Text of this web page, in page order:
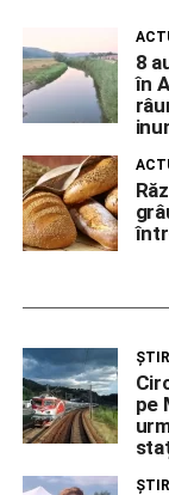
8
în
pe